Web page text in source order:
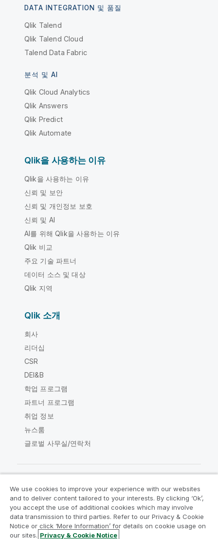
DATA INTEGRATION 및 품질
Qlik Talend
Qlik Talend Cloud
Talend Data Fabric
분석 및 AI
Qlik Cloud Analytics
Qlik Answers
Qlik Predict
Qlik Automate
Qlik을 사용하는 이유
Qlik을 사용하는 이유
신뢰 및 보안
신뢰 및 개인정보 보호
신뢰 및 AI
AI를 위해 Qlik을 사용하는 이유
Qlik 비교
주요 기술 파트너
데이터 소스 및 대상
Qlik 지역
Qlik 소개
회사
리더십
CSR
DEI&B
학업 프로그램
파트너 프로그램
취업 정보
뉴스룸
글로벌 사무실/연락처
Qlik Community
법적 계약 제품 약관
Legal Policies
Legal Policies
사용 약관
We use cookies to improve your experience with our websites
and to deliver content tailored to your interests. By clicking ‘Ok’,
you accept the use of additional cookies which may involve
data transmission to third parties. Refer to our Privacy & Cookie
Notice or click ‘More Information’ for details on cookie usage on
our sites. Privacy & Cookie Notice